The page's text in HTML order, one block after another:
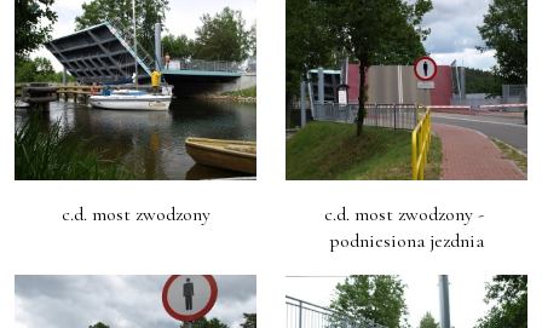
c.d. most zwodzony
c.d. most zwodzony -
podniesiona jezdnia